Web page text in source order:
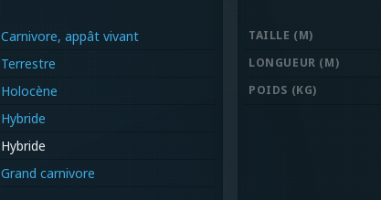
Carnivore, appât vivant
Terrestre
Holocène
Hybride
Hybride
Grand carnivore
TAILLE (M)
LONGUEUR (M)
POIDS (KG)